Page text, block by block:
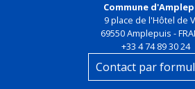
Commune
9 place de l'Hôtel de
69550 Amplepuis -
+33 4 74 89 30 24
Contact par